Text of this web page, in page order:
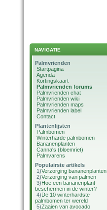
NAVIGATIE
Palmvrienden
Startpagina
Agenda
Kortingskaart
Palmvrienden forums
Palmvrienden chat
Palmvrienden wiki
Palmvrienden maps
Palmvrienden label
Contact
Plantenlijsten
Palmbomen
Winterharde palmbomen
Bananenplanten
Canna's (bloemriet)
Palmvarens
Populairste artikels
1)Verzorging bananenplanten
2)Verzorging van palmen
3)Hoe een bananenplant
beschermen in de winter?
4)De 10 winterhardste
palmbomen ter wereld
5)Zaaien van avocado